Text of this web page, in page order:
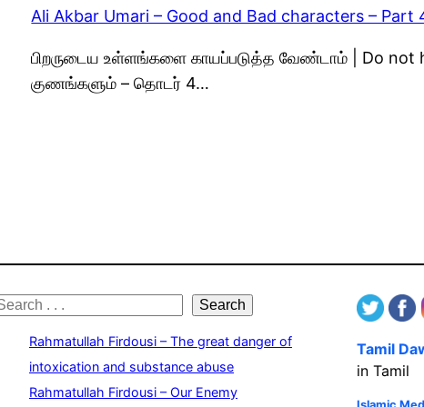
Ali Akbar Umari – Good and Bad characters – Part
பிறருடைய உள்ளங்களை காயப்படுத்த வேண்டாம் | Do not
குணங்களும் – தொடர் 4…
Search
Rahmatullah Firdousi – The great danger of
intoxication and substance abuse
Rahmatullah Firdousi – Our Enemy
Tamil
in Tamil